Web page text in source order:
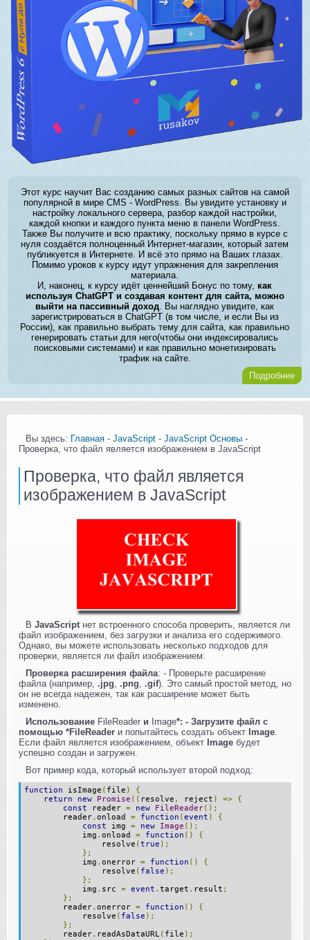
Этот курс научит Вас созданию самых разных сайтов на самой
популярной в мире CMS - WordPress. Вы увидите установку и
настройку локального сервера, разбор каждой настройки,
каждой кнопки и каждого пункта меню в панели WordPress.
Также Вы получите и всю практику, поскольку прямо в курсе с
нуля создаётся полноценный Интернет-магазин, который затем
публикуется в Интернете. И всё это прямо на Ваших глазах.
Помимо уроков к курсу идут упражнения для закрепления
материала.
И, наконец, к курсу идёт ценнейший Бонус по тому,как
используя ChatGPT и создавая контент для сайта, можно
выйти на пассивный доход. Вы наглядно увидите, как
зарегистрироваться в ChatGPT (в том числе, и если Вы из
России), как правильно выбрать тему для сайта, как правильно
генерировать статьи для него(чтобы они индексировались
поисковыми системами) и как правильно монетизировать
трафик на сайте.
Подробнее
Вы здесь: Главная - JavaScript - JavaScript Основы -
Проверка, что файл является изображением в JavaScript
Проверка, что файл является
изображением в JavaScript
В JavaScript нет встроенного способа проверить, является ли
файл изображением, без загрузки и анализа его содержимого.
Однако, вы можете использовать несколько подходов для
проверки, является ли файл изображением:
Проверка расширения файла: - Проверьте расширение
файла (например, .jpg .png .gif). Это самый простой метод, но
он не всегда надежен, так как расширение может быть
изменено.
Использование FileReader и Image*: - Загрузите файл с
помощью *FileReader и попытайтесь создать объект Image
Если файл является изображением, объект Image будет
успешно создан и загружен.
Вот пример кода, который использует второй подход:
function isImage ( file )
{
return
new Promise (( resolve , reject ) =>
{
const reader = new FileReader();
reader. onload = function (event )
{
const img = new Image ();
img . onload = function ()
{
resolve (true );
};
img . onerror = function ()
{
resolve ( false );
};
img . src = event . target . result ;
};
reader. onerror = function ()
{
resolve ( false );
};
reader. readAsDataURL ( file );